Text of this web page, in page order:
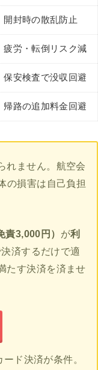
開封時の散乱防止
疲労・転倒リスク減
保安検査で没収回避
帰路の追加料金回避
れません。航空会
の損害は自己負担
3,000円） が利
済するだけで適
たす決済を済ませ
ド決済が条件。